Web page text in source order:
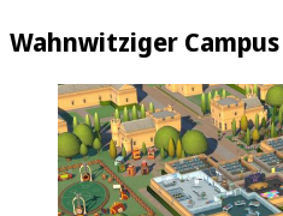
Wahnwitziger Campus